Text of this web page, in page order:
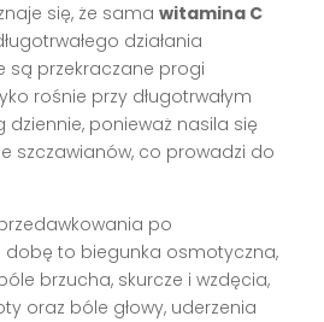
się, że samawitamina C
działania
są przekraczane progi
rośnie przy długotrwałym
dziennie, ponieważ nasila się
szczawianów, co prowadzi do
po
dobę to biegunka osmotyczna,
brzucha, skurcze i wzdęcia,
oraz bóle głowy, uderzenia